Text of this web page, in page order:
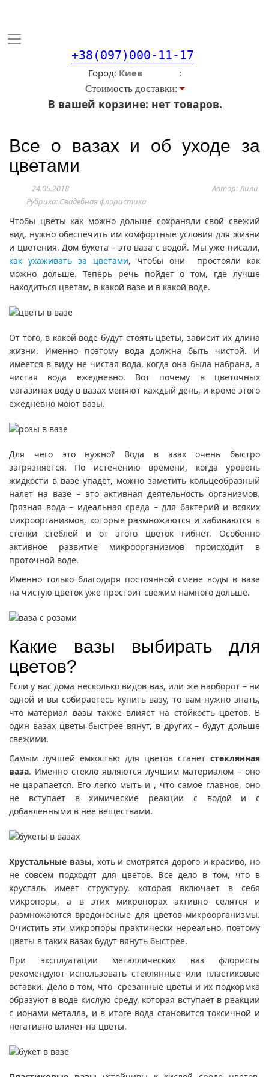
Toggle
+38(097)000-11-17
Город
Стоимость доставки:
В вашей корзине: нет товаров.
Все о вазах и об уходе за
цветами
24.05.2018
Автор: Лили
Рубрика: Свадебная флористика
Чтобы цветы как можно дольше сохраняли свой свежий
вид, нужно обеспечить им комфортные условия для жизни
и цветения. Дом букета – это ваза с водой. Мы уже писали,
как ухаживать за цветами, чтобы они простояли как
можно дольше. Теперь речь пойдет о том, где лучше
находиться цветам, в какой вазе и в какой воде.
От того, в какой воде будут стоять цветы, зависит их длина
жизни. Именно поэтому вода должна быть чистой. И
имеется в виду не чистая вода, когда она была набрана, а
чистая вода ежедневно. Вот почему в цветочных
магазинах воду в вазах меняют каждый день, и кроме этого
ежедневно моют вазы.
Для чего это нужно? Вода в азах очень быстро
загрязняется. По истечению времени, когда уровень
жидкости в вазе упадет, можно заметить кольцеобразный
налет на вазе – это активная деятельность организмов.
Грязная вода – идеальная среда – для бактерий и всяких
микроорганизмов, которые размножаются и забиваются в
стенки стеблей и от этого цветок гибнет. Особенно
активное развитие микроорганизмов происходит в
проточной воде.
Именно только благодаря постоянной смене воды в вазе
на чистую цветок уже простоит свежим намного дольше.
Какие вазы выбирать для
цветов?
Если у вас дома несколько видов ваз, или же наоборот – ни
одной и вы собираетесь купить вазу, то вам нужно знать,
что материал вазы также влияет на стойкость цветов. В
один вазах цветы быстрее вянут, в других – будут дольше
свежими.
Самым лучшей емкостью для цветов станет стеклянная
ваза. Именно стекло являются лучшим материалом – оно
не царапается. Его легко мыть и , что самое главное, оно
не вступает в химические реакции с водой и с
добавленными в неё веществами.
Хрустальные вазы, хоть и смотрятся дорого и красиво, но
не совсем подходят для цветов. Все дело в том, что в
хрусталь имеет структуру, которая включает в себя
микропоры, а в этих микропорах активно селятся и
размножаются вредоносные для цветов микроорганизмы.
Очистить эти микропоры практически нереально, поэтому
цветы в таких вазах будут вянуть быстрее.
При эксплуатации металлических ваз флористы
рекомендуют использовать стеклянные или пластиковые
вставки. Дело в том, что срезанные цветы и их подкормка
образуют в воде кислую среду, которая вступает в реакции
с ионами металла, и в итоге вода становится токсичной и
негативно влияет на цветы.